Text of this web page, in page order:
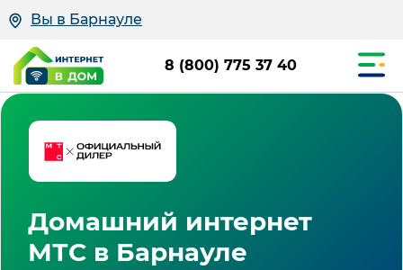
Вы в Барнауле
8 (800) 775 37 40
Домашний интернет
МТС в Барнауле